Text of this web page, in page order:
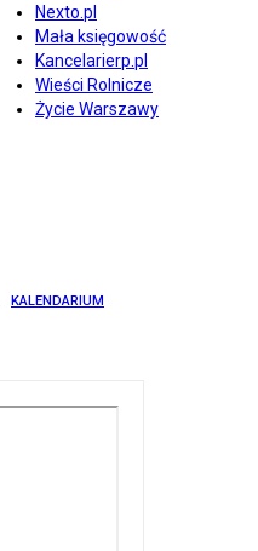
Nexto.pl
Mała księgowość
Kancelarierp.pl
Wieści Rolnicze
Życie Warszawy
KALENDARIUM